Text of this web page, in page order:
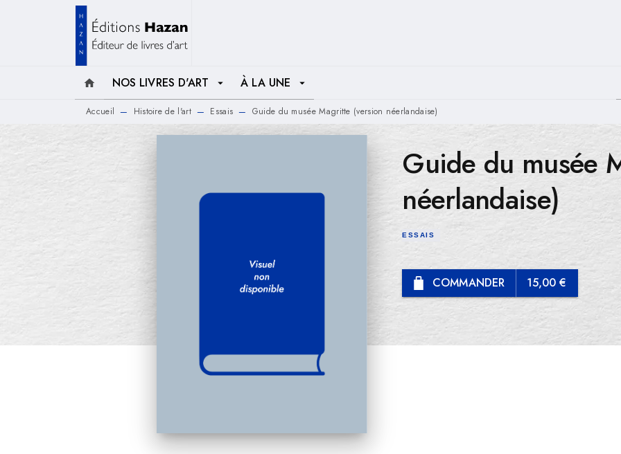
MENU RECHERCHE
home NOS LIVRES D'ART arrow_drop_down À LA UNE arrow_drop_down
Accueil — Histoire de l'art — Essais — Guide du musée Magritte (version néerlandaise)
Guide du musée
néerlandaise)
ESSAIS
COMMANDER 15,00 €